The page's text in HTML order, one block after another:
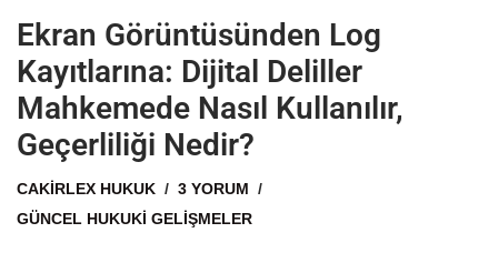
Ekran Görüntüsünden Log
Kayıtlarına: Dijital Deliller
Mahkemede Nasıl Kullanılır,
Geçerliliği Nedir?
CAKIRLEX HUKUK
3 YORUM
GÜNCEL HUKUKI GELIŞMELER